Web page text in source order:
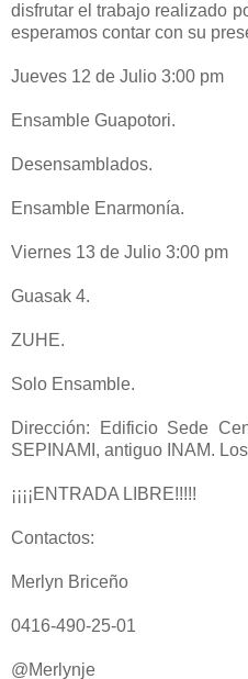
disfrutar el trabajo realizado
esperamos contar con su
Jueves 12 de Julio 3:00 pm
Ensamble Guapotori.
Desensamblados.
Ensamble Enarmonía.
Viernes 13 de Julio 3:00 pm
Guasak 4.
ZUHE.
Solo Ensamble.
Dirección: Edificio Sede
SEPINAMI, antiguo INAM.
¡¡¡¡ENTRADA LIBRE!!!!!
Contactos:
Merlyn Briceño
0416-490-25-01
@Merlynje